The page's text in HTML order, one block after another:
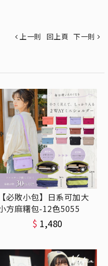
上一則 回上頁 下一則
【必敗小包】日系可加大
方麻糬包-12色5055
$ 1,480